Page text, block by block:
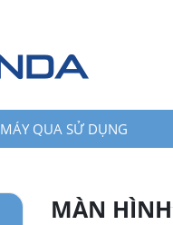
MÁY QUA SỬ DỤNG
MÀN HÌNH